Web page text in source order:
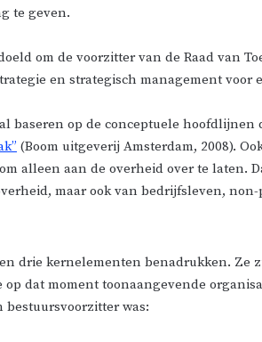
te geven.
om de voorzitter van de Raad van
en strategisch management voor
baseren op de conceptuele
(Boom uitgeverij Amsterdam, 2008).
alleen aan de overheid over te laten.
maar ook van bedrijfsleven,
drie kernelementen benadrukken. Ze
dat moment toonaangevende
bestuursvoorzitter was: